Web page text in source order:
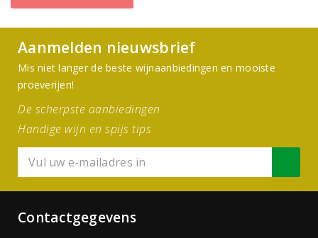
Aanmelden nieuwsbrief
Mis niet langer de beste wijnaanbiedingen en mooiste
proeverijen!
De scherpste aanbiedingen
Handige wijn en spijs tips
Contactgegevens